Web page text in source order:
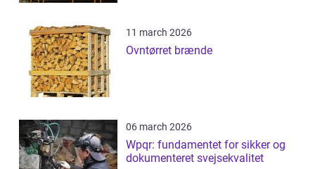
11 march 2026
Ovntørret brænde
06 march 2026
Wpqr: fundamentet for sikker og
dokumenteret svejsekvalitet